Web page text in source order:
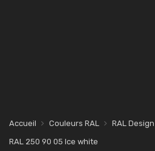
Accueil Couleurs RAL RAL Design
RAL 250 90 05 Ice white